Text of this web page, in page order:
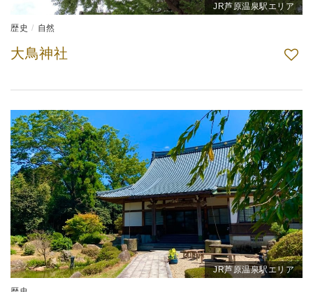
JR芦原温泉駅エリア
歴史 自然
大鳥神社
JR芦原温泉駅エリア